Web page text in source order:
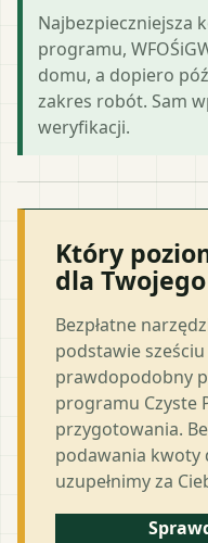
Najbezpieczniejsza
programu,
domu, a dopiero
zakres robót. Sam
weryfikacji.
Który
dla
Bezpłatne
podstawie
prawdopodobny
programu Czyste
przygotowania.
podawania kwoty
uzupełnimy za